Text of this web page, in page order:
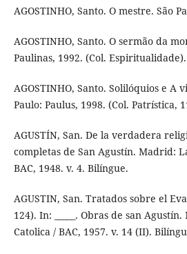
AGOSTINHO, Santo. O mestre. São
AGOSTINHO, Santo. O sermão da
Paulinas, 1992. (Col. Espiritualidade).
AGOSTINHO, Santo. Solilóquios e A
Paulo: Paulus, 1998. (Col. Patrística,
AGUSTÍN, San. De la verdadera
completas de San Agustín. Madrid:
BAC, 1948. v. 4. Bilíngue.
AGUSTIN, San. Tratados sobre el
124). In: _____. Obras de san
Catolica / BAC, 1957. v. 14 (II).